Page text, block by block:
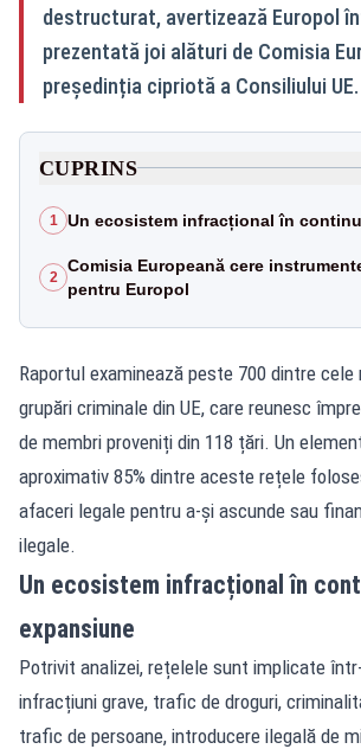
destructurat, avertizează Europol
prezentată joi alături de Comisia
președinția cipriotă a Consiliului UE.
CUPRINS
1 Un ecosistem infracțional în
2
Comisia Europeană cere
pentru Europol
Raportul examinează peste 700 dintre cele
grupări criminale din UE, care reunesc
de membri proveniți din 118 țări. Un
aproximativ 85% dintre aceste rețele
afaceri legale pentru a-și ascunde sau
ilegale.
Un ecosistem infracțional în
expansiune
Potrivit analizei, rețelele sunt implicate
infracțiuni grave, trafic de droguri,
trafic de persoane, introducere ilegală de